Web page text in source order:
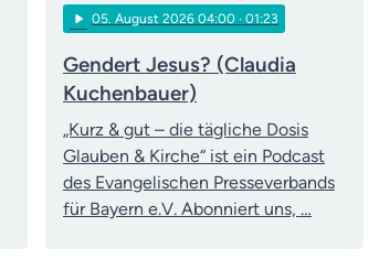
play_arrow 05 . August 2026 04:00 · 01:23
Gendert Jesus? (Claudia
Kuchenbauer)
„Kurz & gut – die tägliche Dosis
Glauben & Kirche“ ist ein Podcast
des Evangelischen Presseverbands
für Bayern e.V. Abonniert uns, …